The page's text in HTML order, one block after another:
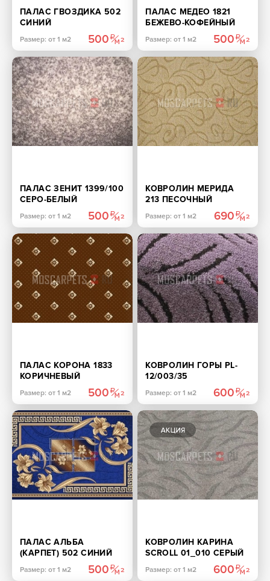
ПАЛАС ГВОЗДИКА 502
СИНИЙ
Размер: от 1 м2 500
ПАЛАС МЕДЕО 1821
БЕЖЕВО-КОФЕЙНЫЙ
Размер: от 1 м2 500
ПАЛАС ЗЕНИТ 1399/100
СЕРО-БЕЛЫЙ
Размер: от 1 м2 500
КОВРОЛИН МЕРИДА
213 ПЕСОЧНЫЙ
Размер: от 1 м2 690
ПАЛАС КОРОНА 1833
КОРИЧНЕВЫЙ
Размер: от 1 м2 500
КОВРОЛИН ГОРЫ PL-
12/003/35
Размер: от 1 м2 600
ПАЛАС АЛЬБА
(КАРПЕТ) 502 СИНИЙ
Размер: от 1 м2 500
КОВРОЛИН КАРИНА
SCROLL 01_010 СЕРЫЙ
Размер: от 1 м2 600